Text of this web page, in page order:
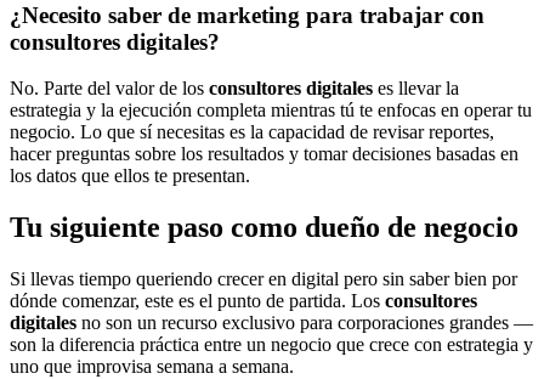
¿Necesito saber de marketing para trabajar con
consultores digitales?
No. Parte del valor de los consultores digitales es llevar la
estrategia y la ejecución completa mientras tú te enfocas en operar tu
negocio. Lo que sí necesitas es la capacidad de revisar reportes,
hacer preguntas sobre los resultados y tomar decisiones basadas en
los datos que ellos te presentan.
Tu siguiente paso como dueño de negocio
Si llevas tiempo queriendo crecer en digital pero sin saber bien por
dónde comenzar, este es el punto de partida. Los consultores
digitales no son un recurso exclusivo para corporaciones grandes —
son la diferencia práctica entre un negocio que crece con estrategia y
uno que improvisa semana a semana.